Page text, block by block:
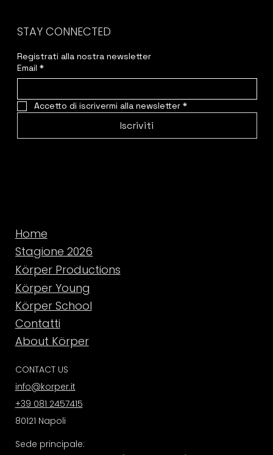
STAY CONNECTED
Registrati alla nostra newsletter
Email *
Accetto di iscrivermi alla newsletter *
Iscriviti
Home
Stagione 2026
Körper Productions
Körper Young
Körper School
Contatti
About Körper
CONTACT US
info@korper.it
+39 081 2457415
Sede principale:
80121 Napoli